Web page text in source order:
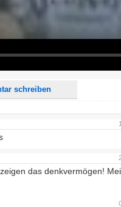
schreiben
aus Deinem Kommentar entfernt.
weitere Kommentare erscheinen.
das denkvermögen!